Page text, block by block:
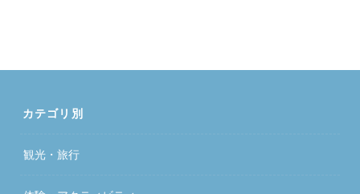
カテゴリ別
観光・旅行